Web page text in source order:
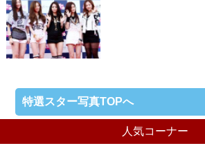
特選スター写真TOPへ
人気コーナー